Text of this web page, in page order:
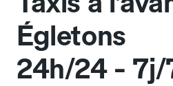
Égletons
24h/24 - 7j/